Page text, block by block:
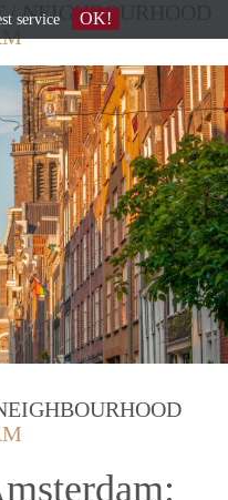
NEIGHBOURHOOD
service OK!